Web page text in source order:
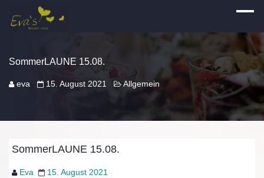
SommerLAUNE 15.08.
eva 15. August 2021 Allgemein
SommerLAUNE 15.08.
Eva 15. August 2021